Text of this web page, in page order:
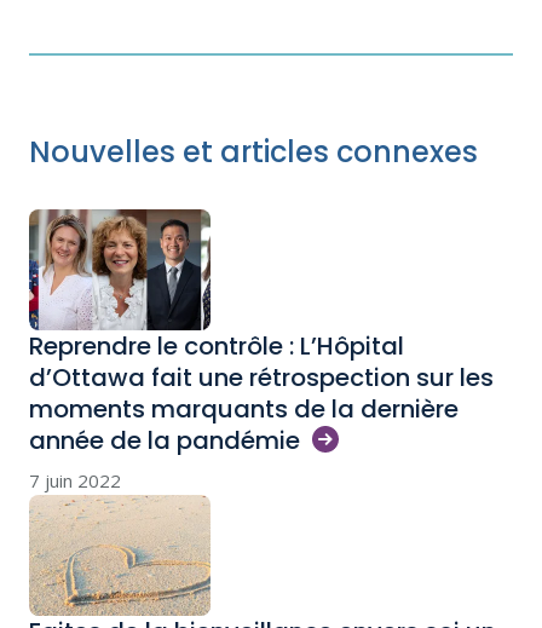
Nouvelles et articles connexes
Reprendre le contrôle : L’Hôpital
d’Ottawa fait une rétrospection sur les
moments marquants de la dernière
année de la pandémie
7 juin 2022